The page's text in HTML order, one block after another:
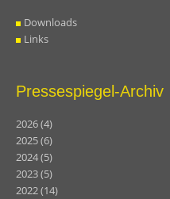
Downloads
Links
Pressespiegel-Archiv
2026(4)
2025(6)
2024(5)
2023(5)
2022(14)